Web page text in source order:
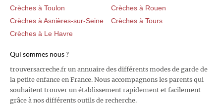
Crèches à Toulon
Crèches à Rouen
Crèches à Asnières-sur-Seine
Crèches à Tours
Crèches à Le Havre
Qui sommes nous ?
trouversacreche.fr un annuaire des différents modes de garde de
la petite enfance en France. Nous accompagnons les parents qui
souhaitent trouver un établissement rapidement et facilement
grâce à nos différents outils de recherche.